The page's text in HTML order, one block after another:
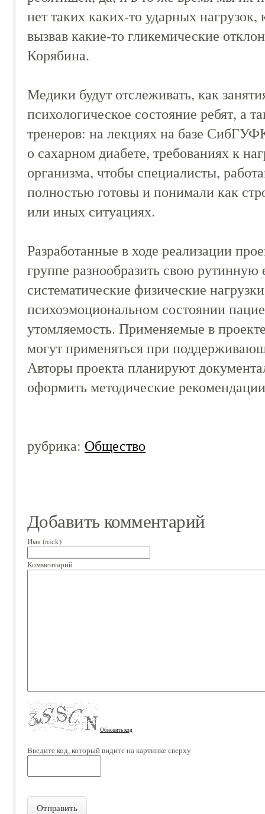
нет таких каких-то ударных
вызвав какие-то гликемические
Корябина.
Медики будут отслеживать, как
психологическое состояние ребят, а
тренеров: на лекциях на базе
о сахарном диабете, требованиях к
организма, чтобы специалисты,
полностью готовы и понимали как
или иных ситуациях.
Разработанные в ходе реализации
группе разнообразить свою
систематические физические
психоэмоциональном состоянии
утомляемость. Применяемые в
могут применяться при
Авторы проекта планируют
оформить методические рекомендации
рубрика: Общество
Добавить комментарий
Имя (nick)
Комментарий
Обновить код
Введите код, который видите на картинке сверху
Отправить